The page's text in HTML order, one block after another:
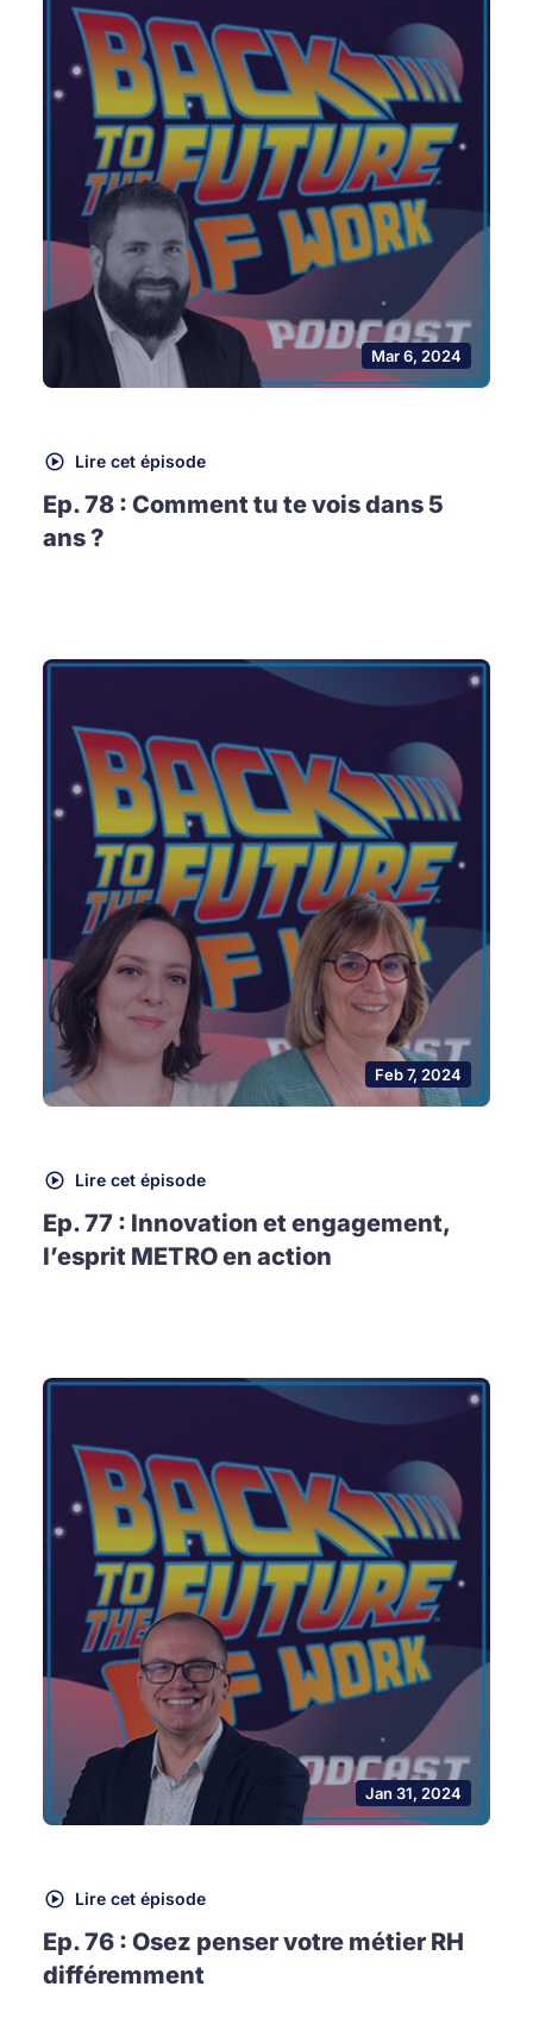
Mar 6, 2024
Lire cet épisode
Ep. 78 : Comment tu te vois dans 5
ans ?
Feb 7, 2024
Lire cet épisode
Ep. 77 : Innovation et engagement,
l’esprit METRO en action
Jan 31, 2024
Lire cet épisode
Ep. 76 : Osez penser votre métier RH
différemment